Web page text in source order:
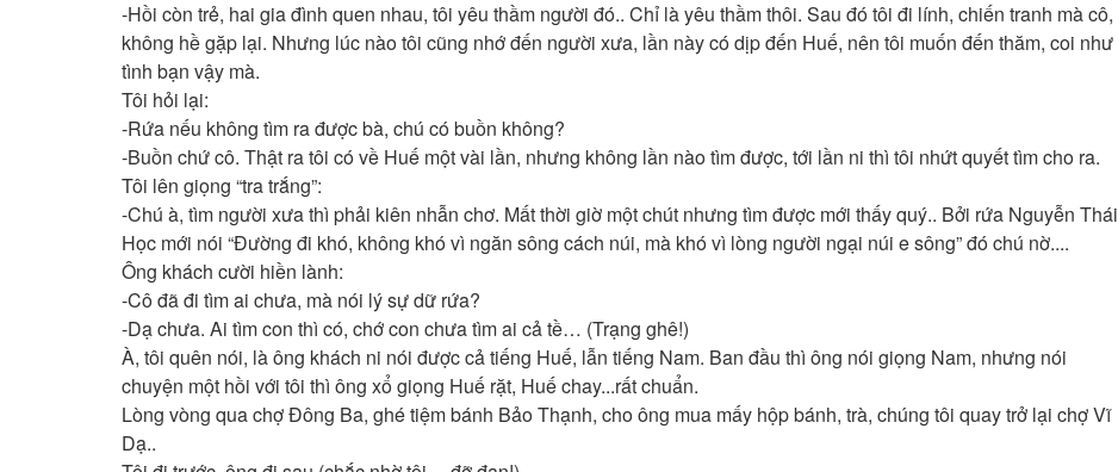
-Hồi còn trẻ, hai gia đình quen nhau, tôi yêu thầm người đó.. Chỉ là yêu thầm thôi. Sau đó tôi đi lính, chiến tranh mà cô,
không hề gặp lại. Nhưng lúc nào tôi cũng nhớ đến người xưa, lần này có dịp đến Huế, nên tôi muốn đến thăm, coi như
tình bạn vậy mà.
Tôi hỏi lại:
-Rứa nếu không tìm ra được bà, chú có buồn không?
-Buồn chứ cô. Thật ra tôi có về Huế một vài lần, nhưng không lần nào tìm được, tới lần ni thì tôi nhứt quyết tìm cho ra.
Tôi lên giọng “tra trắng”:
-Chú à, tìm người xưa thì phải kiên nhẫn chơ. Mất thời giờ một chút nhưng tìm được mới thấy quý.. Bởi rứa Nguyễn Thái
Học mới nói “Đường đi khó, không khó vì ngăn sông cách núi, mà khó vì lòng người ngại núi e sông” đó chú nờ....
Ông khách cười hiền lành:
-Cô đã đi tìm ai chưa, mà nói lý sự dữ rứa?
-Dạ chưa. Ai tìm con thì có, chớ con chưa tìm ai cả tề… (Trạng ghê!)
À, tôi quên nói, là ông khách ni nói được cả tiếng Huế, lẫn tiếng Nam. Ban đầu thì ông nói giọng Nam, nhưng nói
chuyện một hồi với tôi thì ông xổ giọng Huế rặt, Huế chay...rất chuẩn.
Lòng vòng qua chợ Đông Ba, ghé tiệm bánh Bảo Thạnh, cho ông mua mấy hộp bánh, trà, chúng tôi quay trở lại chợ Vĩ
Dạ..